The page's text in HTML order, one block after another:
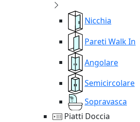
Nicchia
Pareti Walk In
Angolare
Semicircolare
Sopravasca
Piatti Doccia